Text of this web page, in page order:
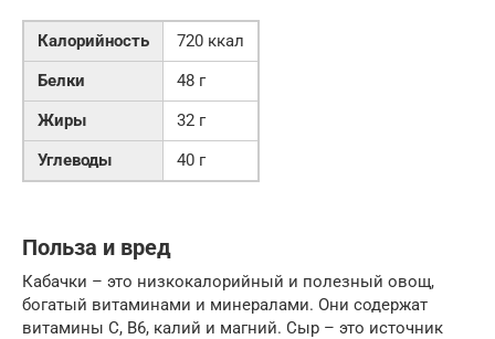
Калорийность
720 ккал
Белки
48 г
Жиры
32 г
Углеводы
40 г
Польза и вред
Кабачки – это низкокалорийный и полезный овощ,
богатый витаминами и минералами. Они содержат
витамины C, B6, калий и магний. Сыр – это источник